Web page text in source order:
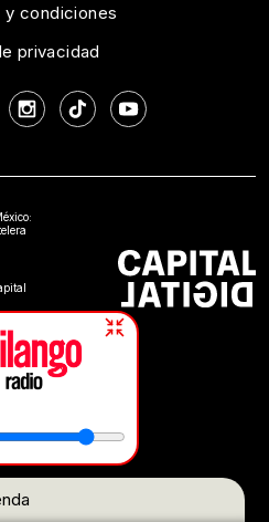
y condiciones
privacidad